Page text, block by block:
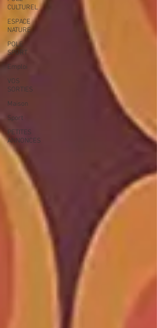
CULTUREL
ESPACE
NATURE
POLE
SPORT
Emploi
VOS
SORTIES
Maison
Sport
PETITES
ANNONCES